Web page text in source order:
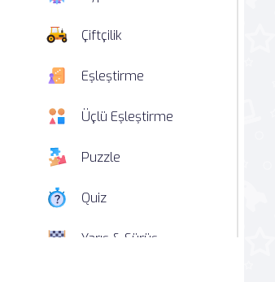
Çiftçilik
Eşleştirme
Üçlü Eşleştirme
Puzzle
Quiz
Yarış & Sürüş